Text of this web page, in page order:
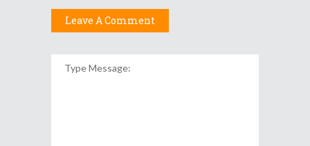
Leave A Comment